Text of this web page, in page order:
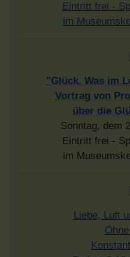
Eintritt frei -
im
"Glück. Was im
Vortrag von
über die
Sonntag, dem
Eintritt frei -
im
Liebe, Luft